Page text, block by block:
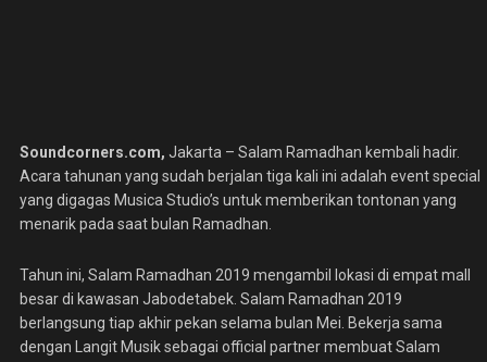
Soundcorners.com, Jakarta – Salam Ramadhan kembali hadir.
Acara tahunan yang sudah berjalan tiga kali ini adalah event special
yang digagas Musica Studio’s untuk memberikan tontonan yang
menarik pada saat bulan Ramadhan.
Tahun ini, Salam Ramadhan 2019 mengambil lokasi di empat mall
besar di kawasan Jabodetabek. Salam Ramadhan 2019
berlangsung tiap akhir pekan selama bulan Mei. Bekerja sama
dengan Langit Musik sebagai official partner membuat Salam